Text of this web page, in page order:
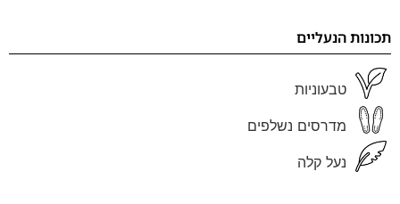
תכונות הנעליים
טבעוניות
מדרסים נשלפים
נעל קלה